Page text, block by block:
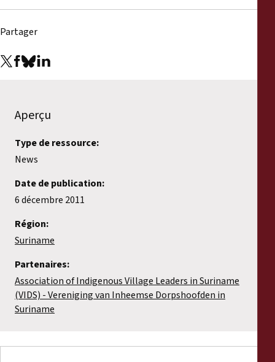
Partager
Aperçu
Type de ressource:
News
Date de publication:
6 décembre 2011
Région:
Suriname
Partenaires:
Association of Indigenous Village Leaders in Suriname
(VIDS) - Vereniging van Inheemse Dorpshoofden in
Suriname